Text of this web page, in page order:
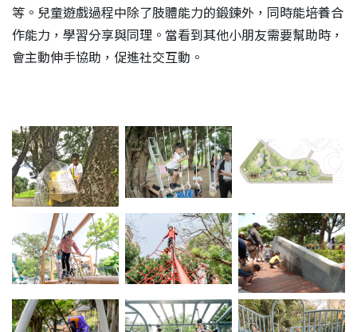
等。兒童遊戲過程中除了肢體能力的鍛鍊外，同時能培養合
作能力，學習分享與同理。當看到其他小朋友需要幫助時，
會主動伸手協助，促進社交互動。